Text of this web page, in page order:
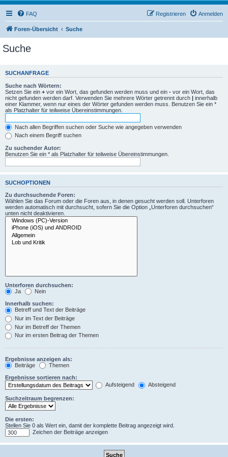
FAQ Anmelden
Registrieren
Foren-Übersicht Suche
Suche
SUCHANFRAGE
Suche nach Wörtern:
Setzen Sie ein + vor ein Wort, das gefunden werden muss und ein - vor ein Wort, das
nicht gefunden werden darf. Verwenden Sie mehrere Wörter getrennt durch | innerhalb
einer Klammer, wenn nur eines der Wörter gefunden werden muss. Benutzen Sie ein *
als Platzhalter für teilweise Übereinstimmungen.
Nach allen Begriffen suchen oder Suche wie angegeben verwenden
Nach einem Begriff suchen
Zu suchender Autor:
Benutzen Sie ein * als Platzhalter für teilweise Übereinstimmungen.
SUCHOPTIONEN
Zu durchsuchende Foren:
Wählen Sie das Forum oder die Foren aus, in denen gesucht werden soll. Unterforen
werden automatisch mit durchsucht, sofern Sie die Option „Unterforen durchsuchen“
unten nicht deaktivieren.
Unterforen durchsuchen:
Ja
Nein
Innerhalb suchen:
Betreff und Text der Beiträge
Nur im Text der Beiträge
Nur im Betreff der Themen
Nur im ersten Beitrag der Themen
Ergebnisse anzeigen als:
Beiträge
Themen
Ergebnisse sortieren nach:
Aufsteigend
Absteigend
Suchzeitraum begrenzen:
Die ersten:
Stellen Sie 0 als Wert ein, damit der komplette Beitrag angezeigt wird.
Zeichen der Beiträge anzeigen